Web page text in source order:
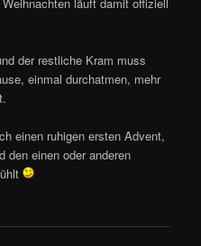
der restliche Kram muss
einmal durchatmen, mehr
einen ruhigen ersten Advent,
den einen oder anderen